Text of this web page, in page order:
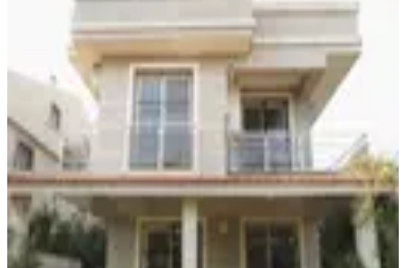
Menderes Barbaros Mah. | Kiralık
3,5+1 Tripleks İkiz Villa
İzmir, Menderes
08.08.2026
55.000 ₺
Favoring Gayrimenkul & EmlakZekai KIRAKLI